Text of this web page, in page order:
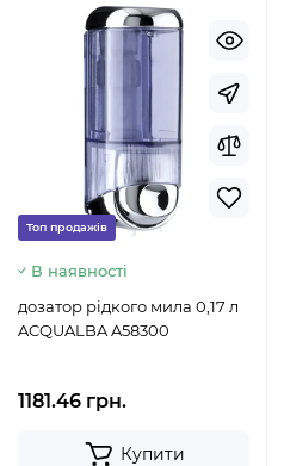
Топ продажів
В наявності
дозатор рідкого мила 0,17 л
ACQUALBA A58300
1181.46 грн.
Купити